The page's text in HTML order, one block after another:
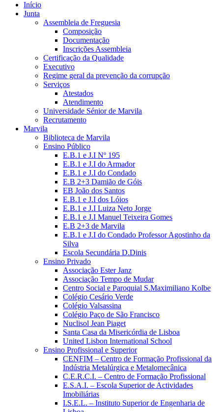
Início
Junta
Assembleia de Freguesia
Composição
Documentação
Inscrições Assembleia
Certificação da Qualidade
Executivo
Regime geral da prevenção da corrupção
Serviços
Atestados
Atendimento
Universidade Sénior de Marvila
Recrutamento
Marvila
Biblioteca de Marvila
Ensino Público
E.B.1 e J.I Nº 195
E.B.1 e J.I do Armador
E.B.1 e J.I do Condado
E.B 2+3 Damião de Góis
EB João dos Santos
E.B.1 e J.I dos Lóios
E.B.1 e J.I Luiza Neto Jorge
E.B.1 e J.I Manuel Teixeira Gomes
E.B 2+3 de Marvila
E.B.1 e J.I do Condado Professor Agostinho da
Silva
Escola Secundária D.Dinis
Ensino Privado
Associação Ester Janz
Associação Tempo de Mudar
Centro Social e Paroquial S.Maximiliano Kolbe
Colégio Cesário Verde
Colégio Valsassina
Colégio Paço de São Francisco
Nuclisol Jean Piaget
Santa Casa da Misericórdia de Lisboa
United Lisbon International School
Ensino Profissional e Superior
CENFIM – Centro de Formação Profissional da
Indústria Metalúrgica e Metalomecânica
C.E.R.C.I. – Centro de Formação Profissional
E.S.A.I. – Escola Superior de Actividades
Imobiliárias
I.S.E.L. – Instituto Superior de Engenharia de